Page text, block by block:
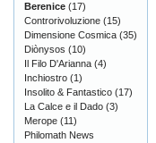
Berenice (17)
Controrivoluzione (15)
Dimensione Cosmica (35)
Diònysos (10)
Il Filo D'Arianna (4)
Inchiostro (1)
Insolito & Fantastico (17)
La Calce e il Dado (3)
Merope (11)
Philomath News